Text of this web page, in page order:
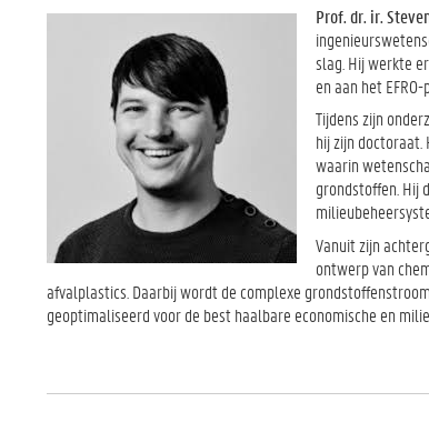
Prof. dr. ir.
slag. Hij werkte
en aan het
Tijdens zijn
hij zijn doctoraat.
waarin
grondstoffen. Hij
Vanuit zijn
ontwerp van
afvalplastics. Daarbij wordt de complexe
geoptimaliseerd voor de best haalbare economische en